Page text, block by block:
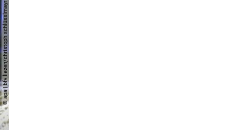
© apa | bfv liezen/christoph schlüsslmayr